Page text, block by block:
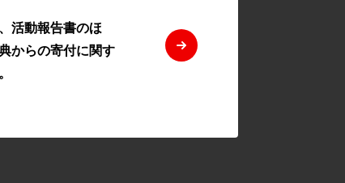
活動報告書のほ
からの寄付に関す